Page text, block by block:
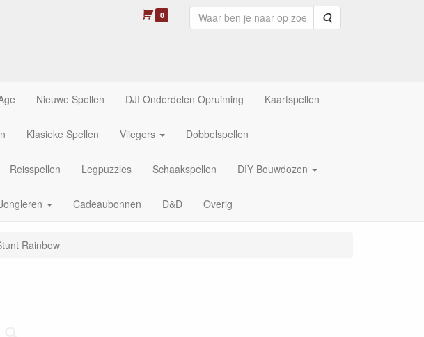
0 Zoeken
Nieuwe Spellen DJI Onderdelen Opruiming Kaartspellen
Klasieke Spellen Vliegers Dobbelspellen
Reisspellen Legpuzzles Schaakspellen DIY Bouwdozen
Cadeaubonnen D&D Overig
Rainbow